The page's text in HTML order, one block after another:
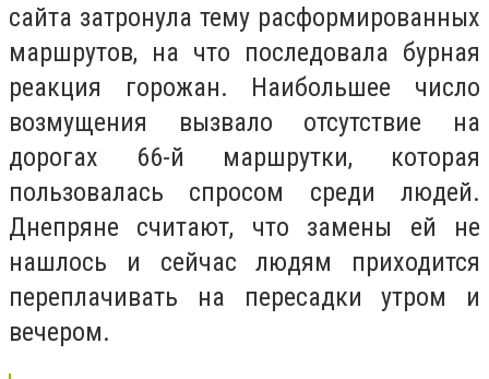
сайта затронула тему расформированных
маршрутов, на что последовала бурная
реакция горожан. Наибольшее число
возмущения вызвало отсутствие на
дорогах 66-й маршрутки, которая
пользовалась спросом среди людей.
Днепряне считают, что замены ей не
нашлось и сейчас людям приходится
переплачивать на пересадки утром и
вечером.